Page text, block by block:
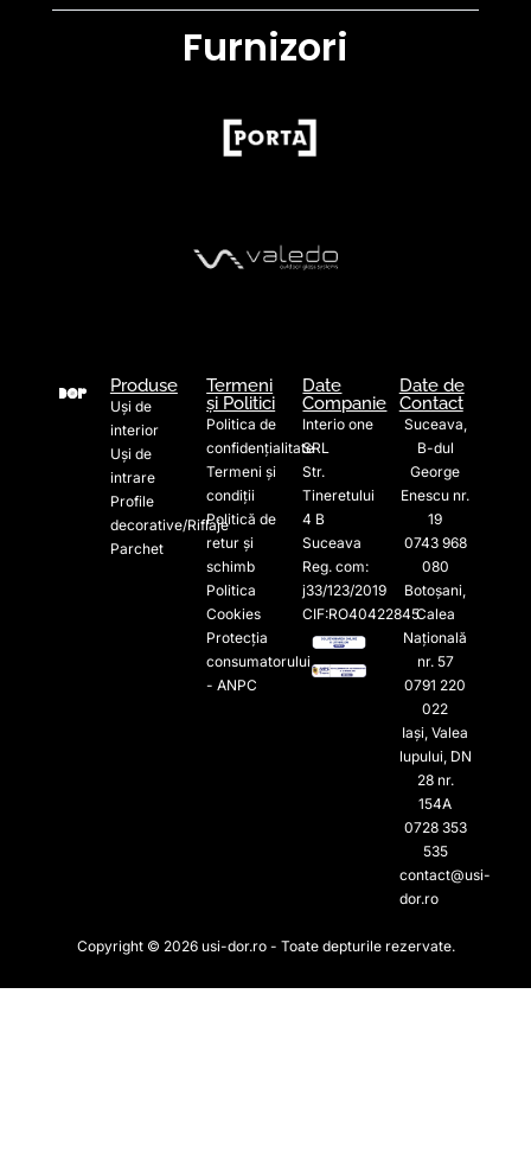
Furnizori
Produse
Uși de
interior
Uși de
intrare
Profile
decorative/Riflaje
Parchet
Termeni
și Politici
Politica de
confidențialitate
Termeni și
condiții
Politică de
retur și
schimb
Politica
Cookies
Protecția
consumatorului
- ANPC
Date
Companie
Interio one
SRL
Str.
Tineretului
4 B
Suceava
Reg. com:
j33/123/2019
CIF:RO40422845
Date de
Contact
Suceava,
B-dul
George
Enescu nr.
19
0743 968
080
Botoșani,
Calea
Națională
nr. 57
0791 220
022​
Iași, Valea
lupului, DN
28 nr.
154A
0728 353
535​
contact@usi-
dor.ro
Copyright © 2026 usi-dor.ro - Toate depturile rezervate.